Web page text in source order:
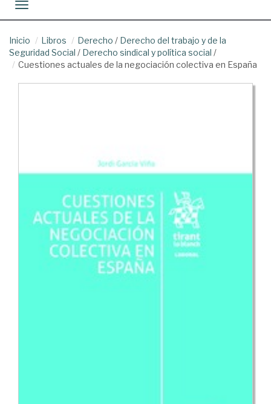
Toggle navigation
Inicio Libros Derecho / Derecho del trabajo y de la
Seguridad Social / Derecho sindical y política social /
Cuestiones actuales de la negociación colectiva en España